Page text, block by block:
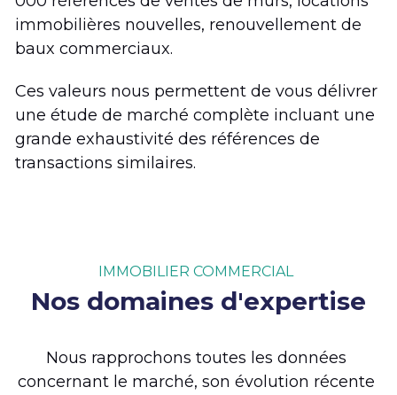
immobilières nouvelles, renouvellement de
baux commerciaux.
Ces valeurs nous permettent de vous délivrer
une étude de marché complète incluant une
grande exhaustivité des références de
transactions similaires.
IMMOBILIER COMMERCIAL
Nos domaines d'expertise
Nous rapprochons toutes les données
concernant le marché, son évolution récente